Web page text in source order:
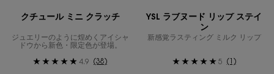
クチュール ミニ クラッチ
ジュエリーのように煌めくアイシャ
ドウから新色・限定色が登場。
4.9 (38)
YSL ラブヌード リップ ステイ
ン
新感覚ラスティング ミルク リップ
5 (1)